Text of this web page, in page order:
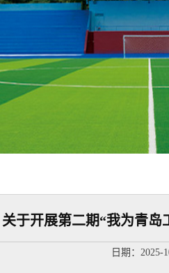
关于开展第二期“我为青岛
日期：